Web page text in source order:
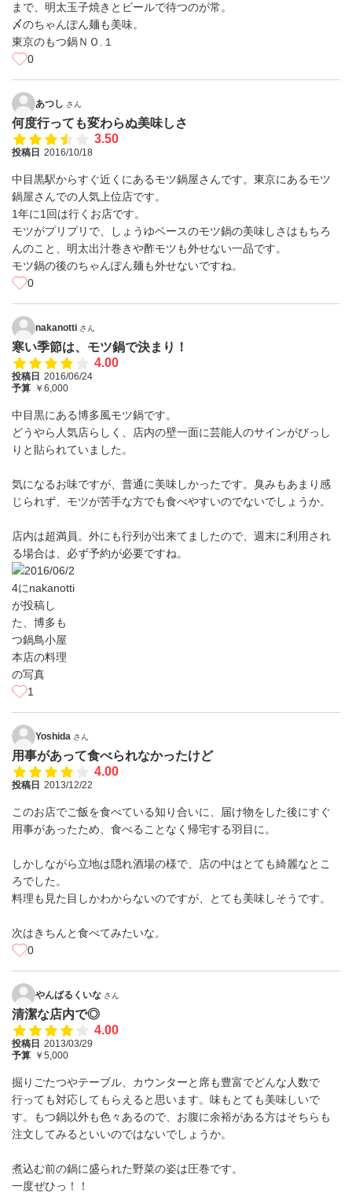
まで、明太玉子焼きとビールで待つのが常。
〆のちゃんぽん麺も美味。
東京のもつ鍋ＮＯ.１
0
あつし さん
何度行っても変わらぬ美味しさ
3.50
投稿日 2016/10/18
中目黒駅からすぐ近くにあるモツ鍋屋さんです。東京にあるモツ
鍋屋さんでの人気上位店です。
1年に1回は行くお店です。
モツがプリプリで、しょうゆベースのモツ鍋の美味しさはもちろ
んのこと、明太出汁巻きや酢モツも外せない一品です。
モツ鍋の後のちゃんぽん麺も外せないですね。
0
nakanotti さん
寒い季節は、モツ鍋で決まり！
4.00
投稿日 2016/06/24
予算 ￥6,000
中目黒にある博多風モツ鍋です。
どうやら人気店らしく、店内の壁一面に芸能人のサインがびっし
りと貼られていました。
気になるお味ですが、普通に美味しかったです。臭みもあまり感
じられず、モツが苦手な方でも食べやすいのでないでしょうか。
店内は超満員。外にも行列が出来てましたので、週末に利用され
る場合は、必ず予約が必要ですね。
1
Yoshida さん
用事があって食べられなかったけど
4.00
投稿日 2013/12/22
このお店でご飯を食べている知り合いに、届け物をした後にすぐ
用事があったため、食べることなく帰宅する羽目に。
しかしながら立地は隠れ酒場の様で、店の中はとても綺麗なとこ
ろでした。
料理も見た目しかわからないのですが、とても美味しそうです。
次はきちんと食べてみたいな。
0
やんばるくいな さん
清潔な店内で◎
4.00
投稿日 2013/03/29
予算 ￥5,000
掘りごたつやテーブル、カウンターと席も豊富でどんな人数で
行っても対応してもらえると思います。味もとても美味しいで
す。もつ鍋以外も色々あるので、お腹に余裕がある方はそちらも
注文してみるといいのではないでしょうか。
煮込む前の鍋に盛られた野菜の姿は圧巻です。
一度ぜひっ！！